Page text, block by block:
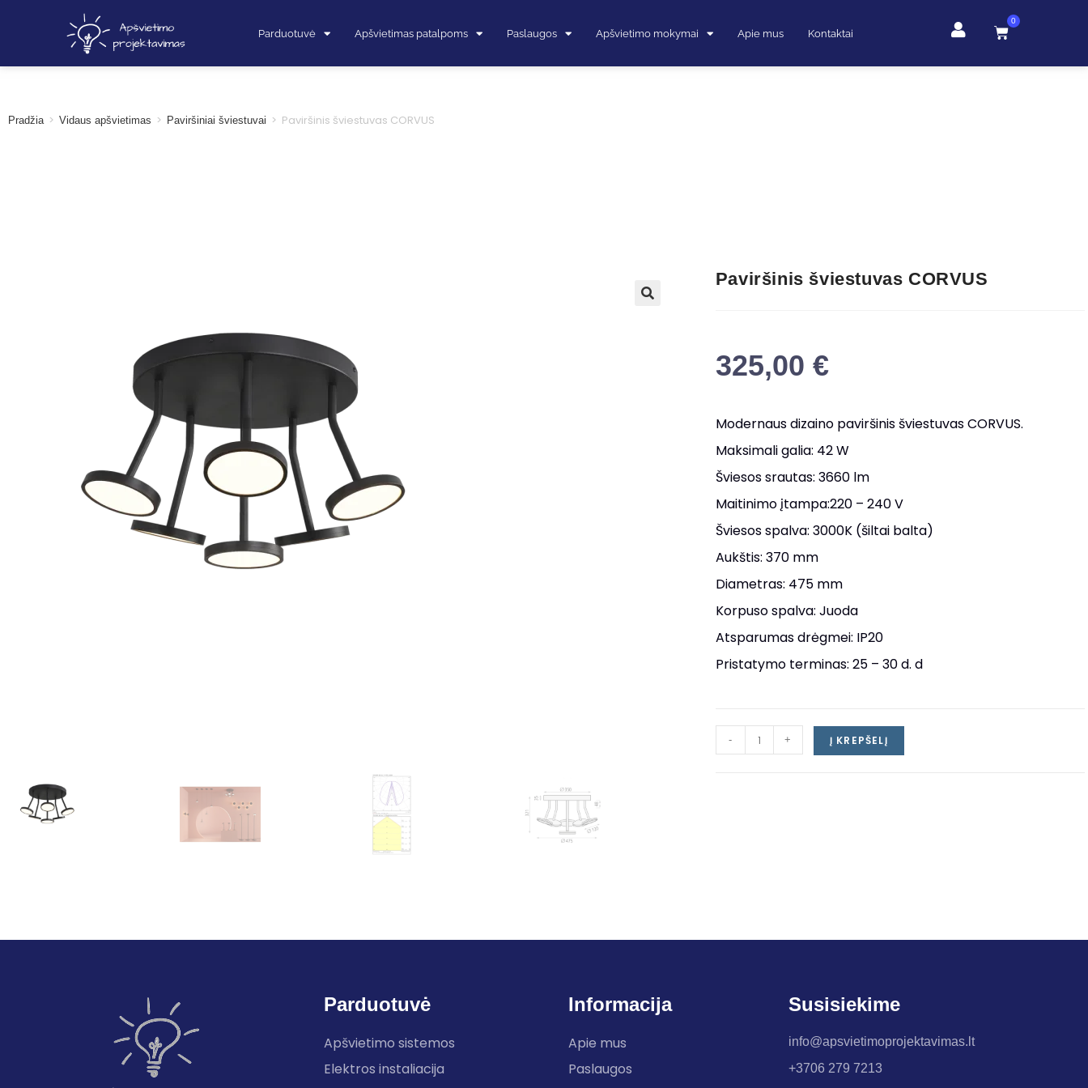
Parduotuvė Apšvietimas patalpoms Paslaugos Apšvietimo mokymai Apie mus Kontaktai
0
Pradžia > Vidaus apšvietimas > Paviršiniai šviestuvai > Paviršinis šviestuvas CORVUS
Paviršinis šviestuvas CORVUS
325,00 €
Modernaus dizaino paviršinis šviestuvas CORVUS.
Maksimali galia: 42 W
Šviesos srautas: 3660 lm
Maitinimo įtampa:220 – 240 V
Šviesos spalva: 3000K (šiltai balta)
Aukštis: 370 mm
Diametras: 475 mm
Korpuso spalva: Juoda
Atsparumas drėgmei: IP20
Pristatymo terminas: 25 – 30 d. d
- + Į KREPŠELĮ
Parduotuvė
Apšvietimo sistemos
Elektros instaliacija
Informacija
Apie mus
Paslaugos
Susisiekime
info@apsvietimoprojektavimas.lt
+3706 279 7213